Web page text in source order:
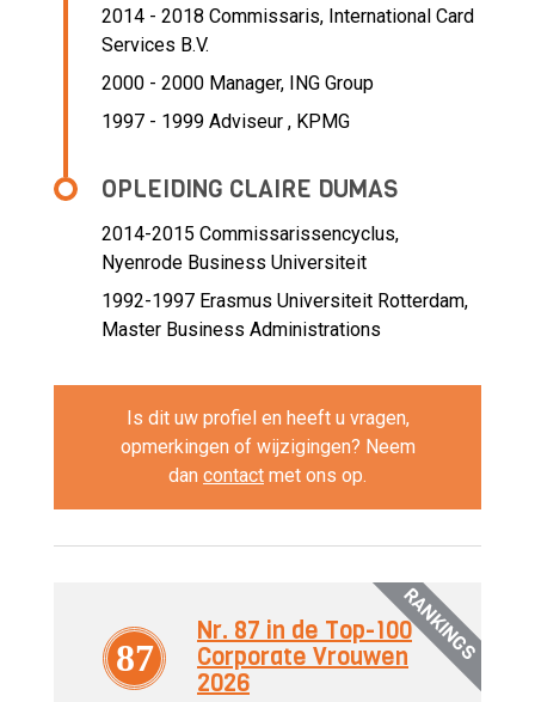
2014 - 2018 Commissaris, International Card
Services B.V.
2000 - 2000 Manager, ING Group
1997 - 1999 Adviseur , KPMG
OPLEIDING CLAIRE DUMAS
2014-2015 Commissarissencyclus,
Nyenrode Business Universiteit
1992-1997 Erasmus Universiteit Rotterdam,
Master Business Administrations
Is dit uw profiel en heeft u vragen,
opmerkingen of wijzigingen? Neem
dan contact met ons op.
RANKINGS
87
Nr. 87 in de Top-100
Corporate Vrouwen
2026